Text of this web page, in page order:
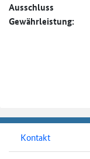
Ausschluss
Gewährleistung:
Kontakt